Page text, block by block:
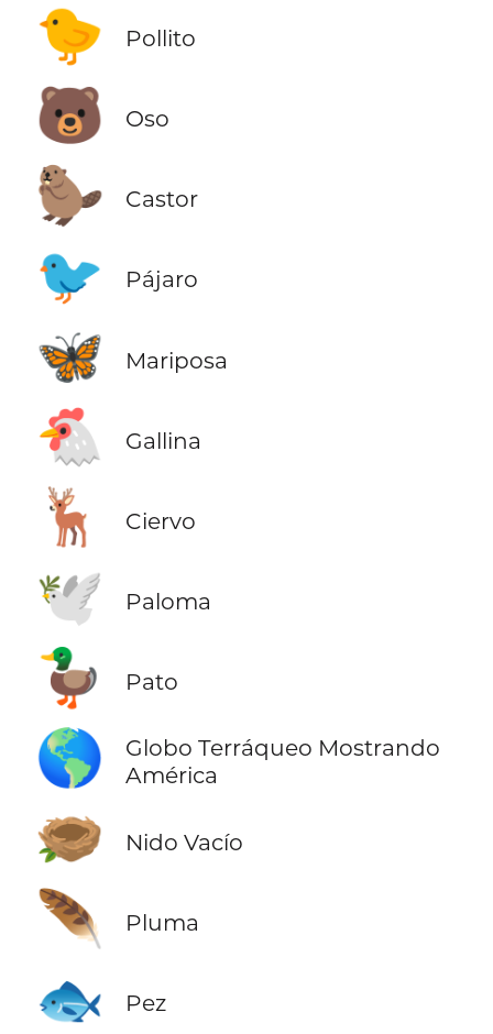
🐤 Pollito
🐻 Oso
🦫 Castor
🐦 Pájaro
🦋 Mariposa
🐔 Gallina
🦌 Ciervo
🕊️ Paloma
🦆 Pato
🌎
Globo Terráqueo Mostrando
América
🪹 Nido Vacío
🪶 Pluma
🐟 Pez